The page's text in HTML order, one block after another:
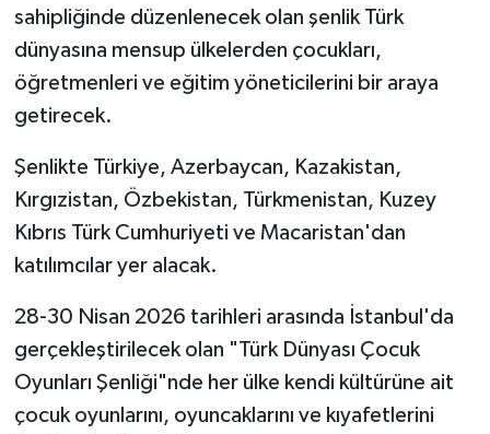
sahipliğinde düzenlenecek olan şenlik Türk
dünyasına mensup ülkelerden çocukları,
öğretmenleri ve eğitim yöneticilerini bir araya
getirecek.
Şenlikte Türkiye, Azerbaycan, Kazakistan,
Kırgızistan, Özbekistan, Türkmenistan, Kuzey
Kıbrıs Türk Cumhuriyeti ve Macaristan'dan
katılımcılar yer alacak.
28-30 Nisan 2026 tarihleri arasında İstanbul'da
gerçekleştirilecek olan "Türk Dünyası Çocuk
Oyunları Şenliği"nde her ülke kendi kültürüne ait
çocuk oyunlarını, oyuncaklarını ve kıyafetlerini